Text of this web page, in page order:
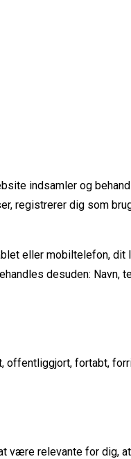
indsamler og
registrerer dig som
eller mobiltelefon, dit
desuden: Navn,
fortabt,
være relevante for dig,